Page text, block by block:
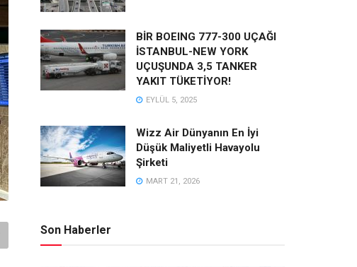
BİR BOEING 777-300 UÇAĞI
İSTANBUL-NEW YORK
UÇUŞUNDA 3,5 TANKER
YAKIT TÜKETİYOR!
EYLÜL 5, 2025
Wizz Air Dünyanın En İyi
Düşük Maliyetli Havayolu
Şirketi
MART 21, 2026
Son Haberler